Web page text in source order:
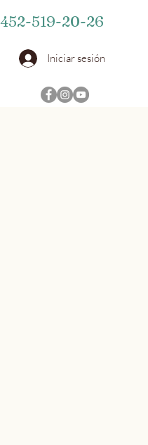
452-519-20-26
Iniciar sesión